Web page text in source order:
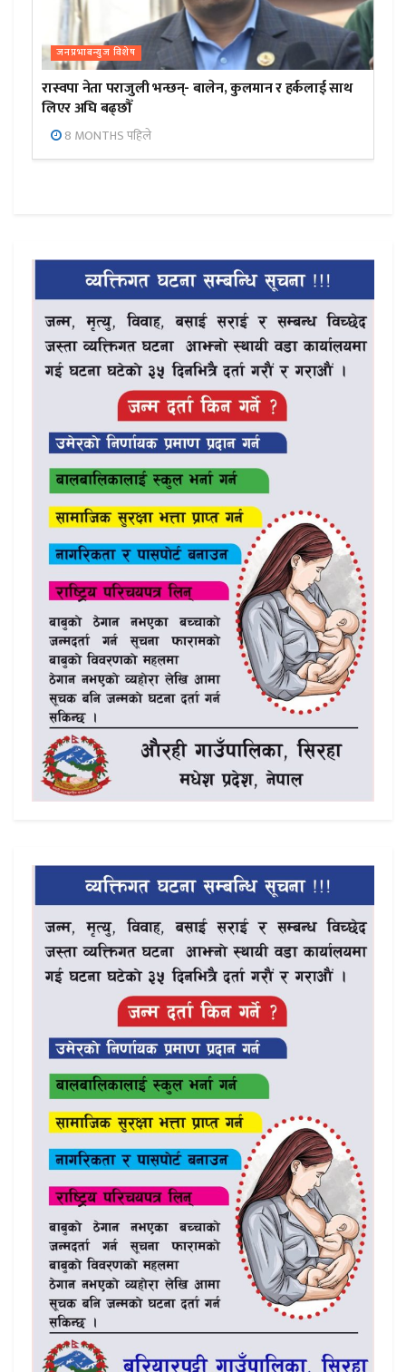
जनप्रभाबन्युज विशेष
रास्वपा नेता पराजुली भन्छन्- बालेन, कुलमान र हर्कलाई साथ
लिएर अघि बढ्छौँ
8 MONTHS पहिले